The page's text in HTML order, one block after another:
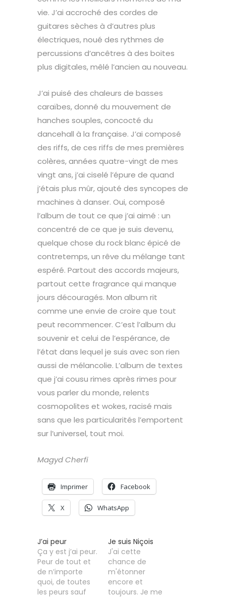
vie. J’ai accroché des cordes de
guitares sèches à d’autres plus
électriques, noué des rythmes de
percussions d’ancêtres à des boites
plus digitales, mêlé l’ancien au nouveau.
J’ai puisé des chaleurs de basses
caraïbes, donné du mouvement de
hanches souples, concocté du
dancehall à la française. J’ai composé
des riffs, de ces riffs de mes premières
colères, années quatre-vingt de mes
vingt ans, j’ai ciselé l’épure de quand
j’étais plus mûr, ajouté des syncopes de
machines à danser. Oui, composé
l’album de tout ce que j’ai aimé : un
concentré de ce que je suis devenu,
quelque chose du rock blanc épicé de
contretemps, un rêve du mélange tant
espéré. Partout des accords majeurs,
partout cette fragrance qui manque
jours découragés. Mon album rit
comme une envie de croire que tout
peut recommencer. C’est l’album du
souvenir et celui de l’espérance, de
l’état dans lequel je suis avec son rien
aussi de mélancolie. L’album de textes
que j’ai cousu rimes après rimes pour
vous parler du monde, relents
cosmopolites et wokes, racisé mais
sans que les particularités l’emportent
sur l’universel, tout moi.
Magyd Cherfi
Imprimer Facebook
X WhatsApp
J’ai peur
Ça y est j’ai peur.
Peur de tout et
de n’importe
quoi, de toutes
les peurs sauf
Je suis Niçois
J'ai cette
chance de
m'étonner
encore et
toujours. Je me